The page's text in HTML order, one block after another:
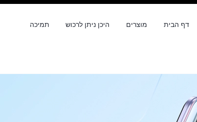
דף הבית מוצרים היכן ניתן לרכוש תמיכה